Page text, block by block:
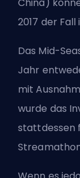
China)
2017 der Fall
Das Mid-
Jahr
mit
wurde das
stattdessen